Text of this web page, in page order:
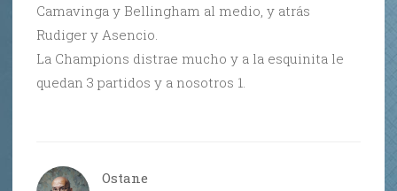
Camavinga y Bellingham al medio, y atrás
Rudiger y Asencio.
La Champions distrae mucho y a la esquinita le
quedan 3 partidos y a nosotros 1.
Ostane